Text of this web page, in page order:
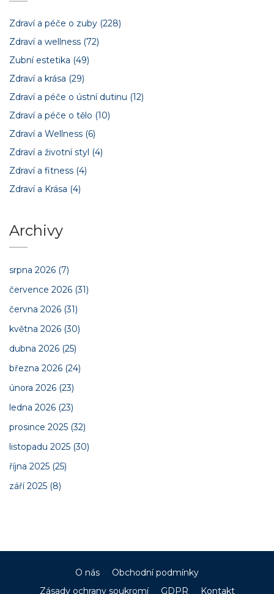
Zdraví a péče o zuby (228)
Zdraví a wellness (72)
Zubní estetika (49)
Zdraví a krása (29)
Zdraví a péče o ústní dutinu (12)
Zdraví a péče o tělo (10)
Zdraví a Wellness (6)
Zdraví a životní styl (4)
Zdraví a fitness (4)
Zdraví a Krása (4)
Archivy
srpna 2026 (7)
července 2026 (31)
června 2026 (31)
května 2026 (30)
dubna 2026 (25)
března 2026 (24)
února 2026 (23)
ledna 2026 (23)
prosince 2025 (32)
listopadu 2025 (30)
října 2025 (25)
září 2025 (8)
O nás
Obchodní podmínky
Zásady ochrany soukromí
GDPR Kontakt